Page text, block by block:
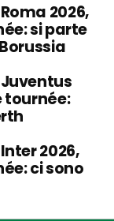
2026,
si parte
tournée:
2026,
ci sono